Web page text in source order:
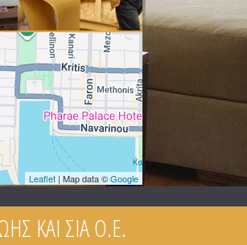
Leaflet | Map data ©Google
ΚΑΙ ΣΙΑ Ο.Ε.